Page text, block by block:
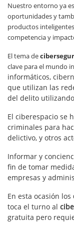
Nuestro entorno ya
oportunidades y
productos
competencia y
El tema de
clave para el mundo
informáticos,
que utilizan las
del delito
El ciberespacio se
criminales para
delictivo, y otros
Informar y
fin de tomar
empresas y
En esta ocasión los
toca el turno al
gratuita pero